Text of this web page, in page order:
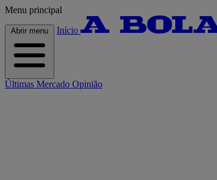
Menu principal
Abrir menu Início
Últimas Mercado Opinião